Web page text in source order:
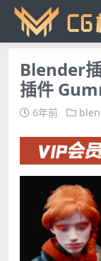
Blender
插件
6年前